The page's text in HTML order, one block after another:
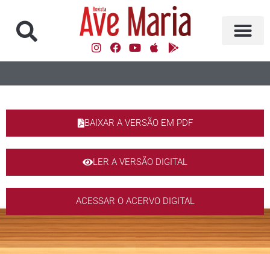
BAIXAR A VERSÃO EM PDF
LER A VERSÃO DIGITAL
ACESSAR O ACERVO DIGITAL